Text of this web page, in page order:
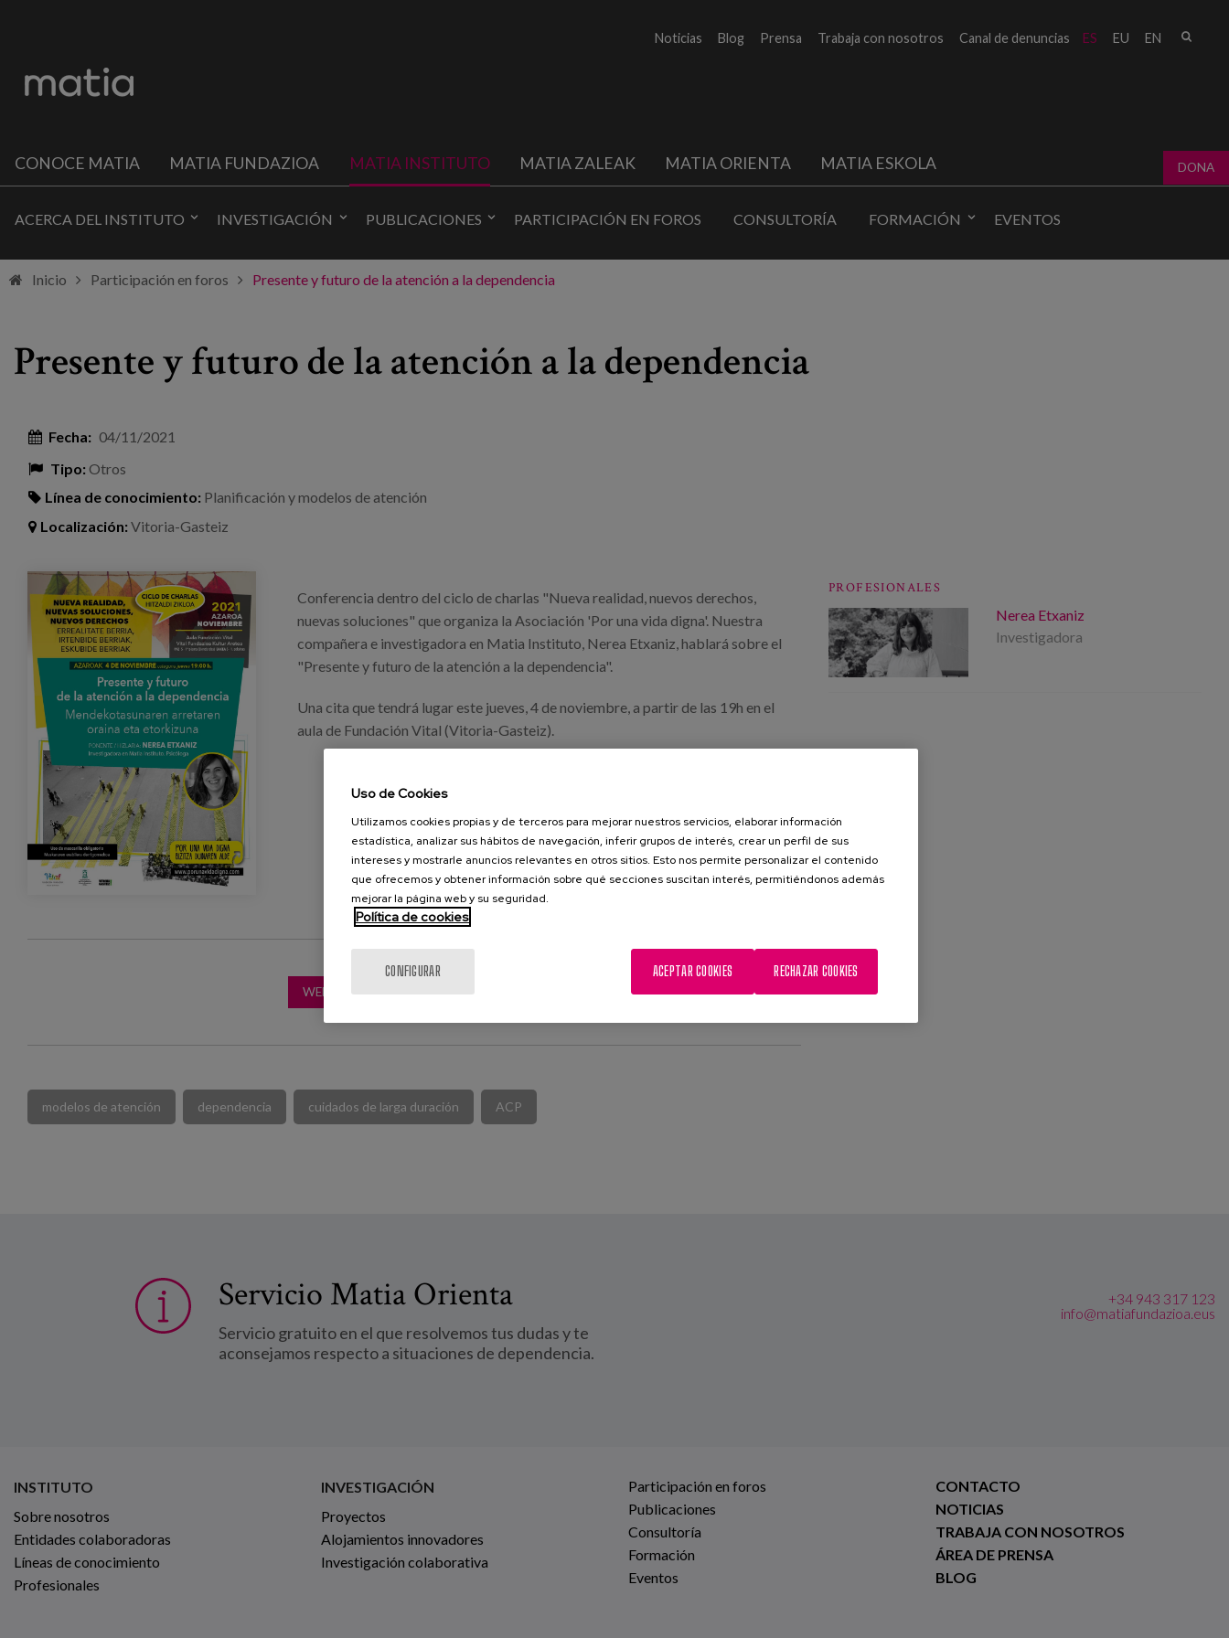
ES EU EN
Noticias Blog Prensa Trabaja con nosotros Canal de denuncias
CONOCE MATIA MATIA FUNDAZIOA MATIA INSTITUTO MATIA ZALEAK MATIA ORIENTA MATIA ESKOLA DONA
ACERCA DEL INSTITUTO INVESTIGACIÓN PUBLICACIONES PARTICIPACIÓN EN FOROS CONSULTORÍA FORMACIÓN EVENTOS
Inicio Participación en foros Presente y futuro de la atención a la dependencia
Presente y futuro de la atención a la dependencia
Fecha: 04/11/2021
Tipo:Otros
Línea de conocimiento: Planificación y modelos de atención
Localización:Vitoria-Gasteiz
charla_nereaetxaniz_futurocuidados_vitoriagasteiz.jpegConferencia dentro del ciclo de charlas "Nueva realidad, nuevos derechos,
nuevas soluciones" que organiza la Asociación 'Por una vida digna'. Nuestra
compañera e investigadora en Matia Instituto, Nerea Etxaniz, hablará sobre el
"Presente y futuro de la atención a la dependencia".
Una cita que tendrá lugar este jueves, 4 de noviembre, a partir de las 19h en el
aula de Fundación Vital (Vitoria-Gasteiz).
WEB DE LA ENTIDAD ORGANIZADORA
modelos de atención dependencia cuidados de larga duración ACP
PROFESIONALES
Nerea Etxaniz
Investigadora
Servicio Matia Orienta
Servicio gratuito en el que resolvemos tus dudas y te
aconsejamos respecto a situaciones de dependencia.
+34 943 317 123
info@matiafundazioa.eus
INSTITUTO
Sobre nosotros
Entidades colaboradoras
Líneas de conocimiento
Profesionales
INVESTIGACIÓN
Proyectos
Alojamientos innovadores
Investigación colaborativa
Participación en foros
Publicaciones
Consultoría
Formación
Eventos
CONTACTO
NOTICIAS
TRABAJA CON NOSOTROS
ÁREA DE PRENSA
BLOG
Uso de Cookies
Utilizamos cookies propias y de terceros para mejorar nuestros servicios, elaborar información
estadística, analizar sus hábitos de navegación, inferir grupos de interés, crear un perfil de sus
intereses y mostrarle anuncios relevantes en otros sitios. Esto nos permite personalizar el contenido
que ofrecemos y obtener información sobre qué secciones suscitan interés, permitiéndonos además
mejorar la página web y su seguridad.
Política de cookies
CONFIGURAR RECHAZAR COOKIES
ACEPTAR COOKIES